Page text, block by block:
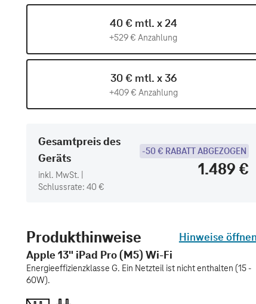
40 € mtl. x 24
+529 € Anzahlung
30 € mtl. x 36
+409 € Anzahlung
Gesamtpreis des
Geräts
inkl. MwSt. |
Schlussrate: 40 €
-50 € RABATT ABGEZOGEN
1.489 €
Produkthinweise
Hinweise
Apple 13" iPad Pro (M5) Wi-Fi
Energieeffizienzklasse G. Ein Netzteil ist nicht enthalten (15 -
60W).